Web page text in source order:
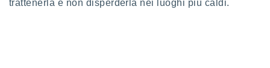
trattenerla e non disperderla nei luoghi più caldi.